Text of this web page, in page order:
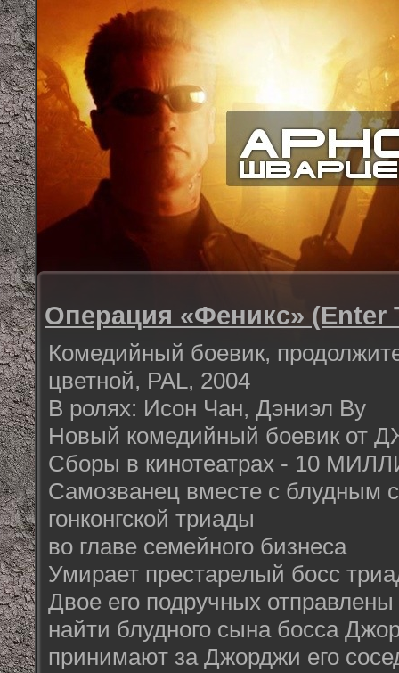
Операция «Феникс» (Enter
Комедийный боевик,
цветной, PAL, 2004
В ролях: Исон Чан, Дэниэл Ву
Новый комедийный боевик от
Сборы в кинотеатрах - 10
Самозванец вместе с блудным
гонконгской триады
во главе семейного бизнеса
Умирает престарелый босс
Двое его подручных
найти блудного сына босса
принимают за Джорджи его